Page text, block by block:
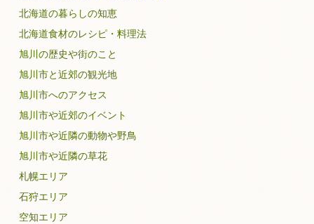
北海道の暮らしの知恵
北海道食材のレシピ・料理法
旭川の歴史や街のこと
旭川市と近郊の観光地
旭川市へのアクセス
旭川市や近郊のイベント
旭川市や近隣の動物や野鳥
旭川市や近隣の草花
札幌エリア
石狩エリア
空知エリア